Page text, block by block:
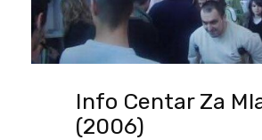
Info Centar Za
(2006)